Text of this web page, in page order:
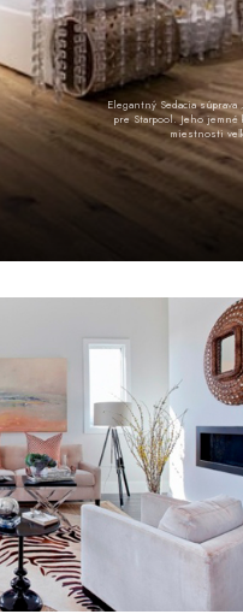
Elegantný Sedacia
pre Starpool. Jeho jemné
miestnosti